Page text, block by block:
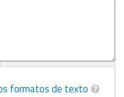
formatos de texto